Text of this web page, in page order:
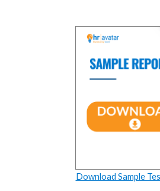
Download Sample